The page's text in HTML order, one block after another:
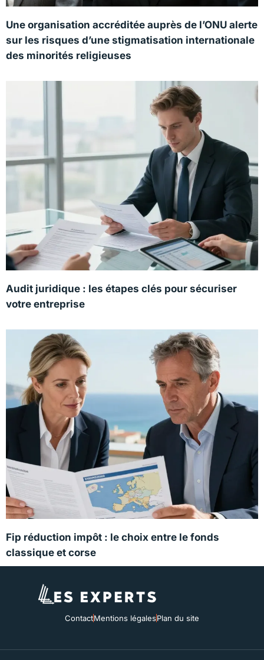
Une organisation accréditée auprès de l’ONU alerte
sur les risques d’une stigmatisation internationale
des minorités religieuses
Audit juridique : les étapes clés pour sécuriser
votre entreprise
Fip réduction impôt : le choix entre le fonds
classique et corse
ContactMentions légalesPlan du site